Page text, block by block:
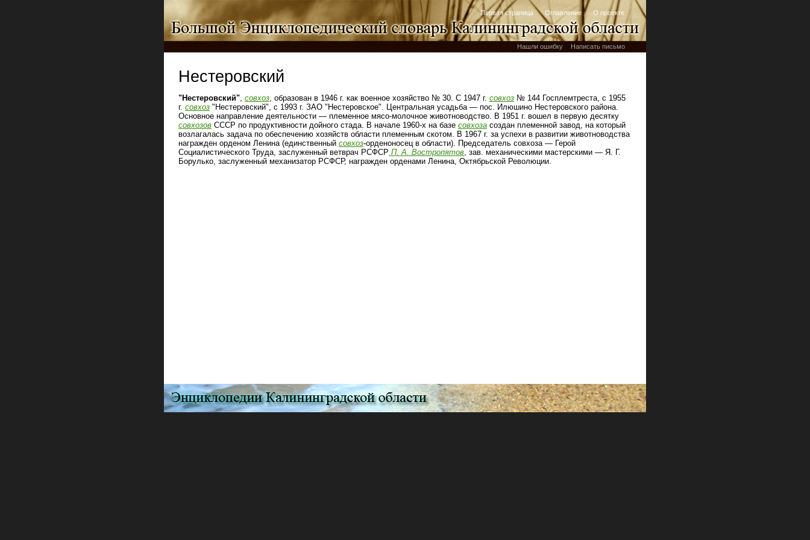
Первая страница Оглавление О проекте
Нашли ошибку Написать письмо
Нестеровский
"Нестеровский", совхоз, образован в 1946 г. как военное хозяйство № 30. С 1947 г. совхоз № 144 Госплемтреста, с 1955
г. совхоз "Нестеровский", с 1993 г. ЗАО "Нестеровское". Центральная усадьба — пос. Илюшино Нестеровского района.
Основное направление деятельности — племенное мясо-молочное животноводство. В 1951 г. вошел в первую десятку
совхозов СССР по продуктивности дойного стада. В начале 1960‑х на базе совхоза создан племенной завод, на который
возлагалась задача по обеспечению хозяйств области племенным скотом. В 1967 г. за успехи в развитии животноводства
награжден орденом Ленина (единственный совхоз-орденоносец в области). Председатель совхоза — Герой
Социалистического Труда, заслуженный ветврач РСФСР П. А. Востропятов, зав. механическими мастерскими — Я. Г.
Борулько, заслуженный механизатор РСФСР, награжден орденами Ленина, Октябрьской Революции.